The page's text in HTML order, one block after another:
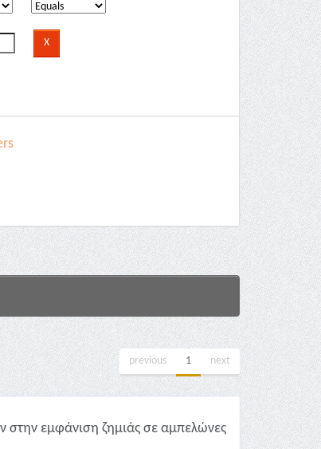
previous 1 next
στην εμφάνιση ζημιάς σε αμπελώνες